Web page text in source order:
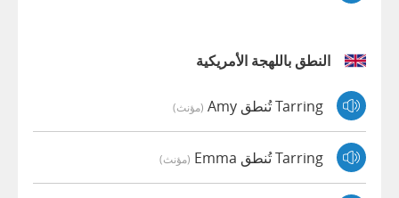
النطق باللهجة الأمريكية
Tarring تُنطق Amy (مؤنث)
Tarring تُنطق Emma (مؤنث)